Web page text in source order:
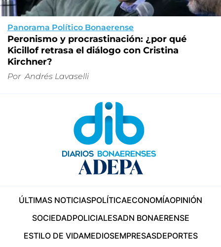
Panorama Político Bonaerense
Peronismo y procrastinación: ¿por qué
Kicillof retrasa el diálogo con Cristina
Kirchner?
Por Andrés Lavaselli
ÚLTIMAS NOTICIASPOLÍTICAECONOMÍAOPINIÓN
SOCIEDADPOLICIALESADN BONAERENSE
ESTILO DE VIDAMEDIOSEMPRESASDEPORTES